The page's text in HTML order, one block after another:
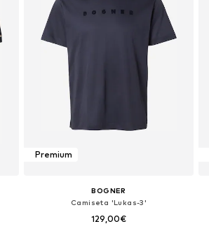
Premium
BOGNER
Camiseta 'Lukas-3'
129,00€